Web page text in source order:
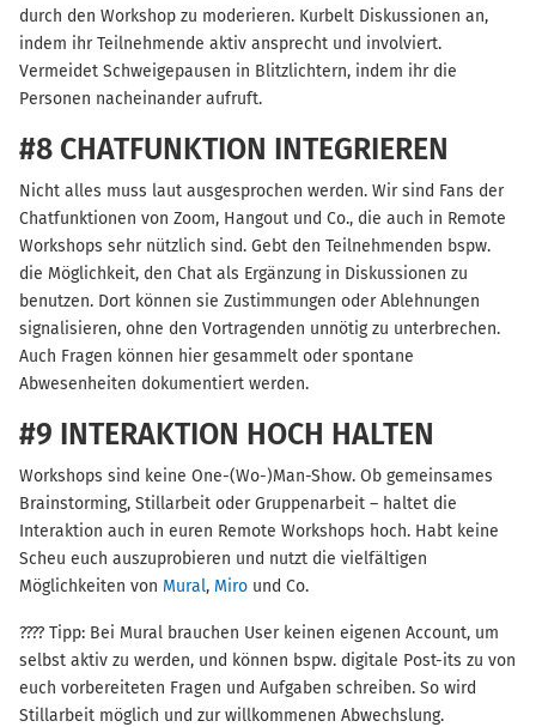
durch den Workshop zu moderieren. Kurbelt Diskussionen an,
indem ihr Teilnehmende aktiv ansprecht und involviert.
Vermeidet Schweigepausen in Blitzlichtern, indem ihr die
Personen nacheinander aufruft.
#8 CHATFUNKTION INTEGRIEREN
Nicht alles muss laut ausgesprochen werden. Wir sind Fans der
Chatfunktionen von Zoom, Hangout und Co., die auch in Remote
Workshops sehr nützlich sind. Gebt den Teilnehmenden bspw.
die Möglichkeit, den Chat als Ergänzung in Diskussionen zu
benutzen. Dort können sie Zustimmungen oder Ablehnungen
signalisieren, ohne den Vortragenden unnötig zu unterbrechen.
Auch Fragen können hier gesammelt oder spontane
Abwesenheiten dokumentiert werden.
#9 INTERAKTION HOCH HALTEN
Workshops sind keine One-(Wo-)Man-Show. Ob gemeinsames
Brainstorming, Stillarbeit oder Gruppenarbeit – haltet die
Interaktion auch in euren Remote Workshops hoch. Habt keine
Scheu euch auszuprobieren und nutzt die vielfältigen
Möglichkeiten von Mural, Miro und Co.
???? Tipp: Bei Mural brauchen User keinen eigenen Account, um
selbst aktiv zu werden, und können bspw. digitale Post-its zu von
euch vorbereiteten Fragen und Aufgaben schreiben. So wird
Stillarbeit möglich und zur willkommenen Abwechslung.